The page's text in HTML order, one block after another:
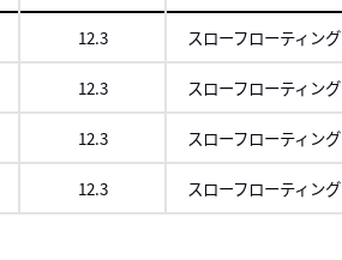
12.3 スローフローティング
12.3 スローフローティング
12.3 スローフローティング
12.3 スローフローティング